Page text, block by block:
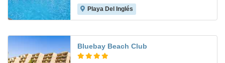
Playa Del Inglés
Bluebay Beach Club